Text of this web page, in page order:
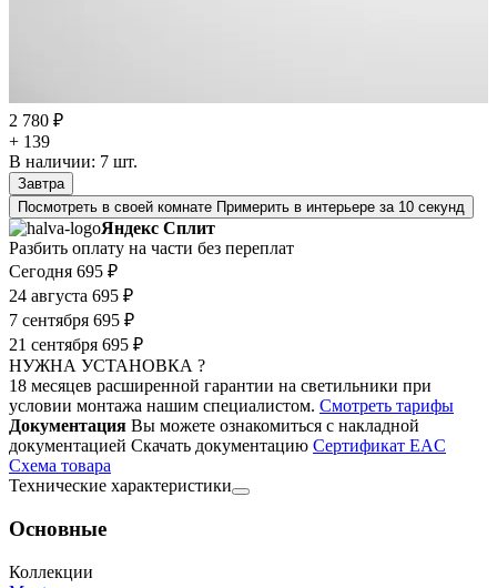
2 780 ₽
+ 139
В наличии: 7 шт.
Завтра
Посмотреть в своей комнате Примерить в интерьере за 10 секунд
Яндекс Сплит
Разбить оплату на части без переплат
Сегодня 695 ₽
24 августа 695 ₽
7 сентября 695 ₽
21 сентября 695 ₽
НУЖНА УСТАНОВКА ?
18 месяцев расширенной гарантии на светильники при
условии монтажа нашим специалистом. Смотреть тарифы
Документация Вы можете ознакомиться с накладной
документацией Скачать документацию Cертификат EAC
Cхема товара
Технические характеристики
Основные
Коллекции